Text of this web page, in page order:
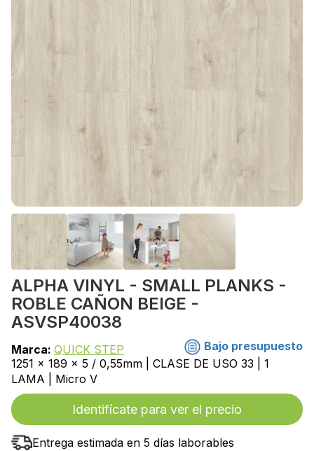
ALPHA VINYL - SMALL PLANKS -
ROBLE CAÑON BEIGE -
ASVSP40038
Marca: QUICK STEP
Bajo presupuesto
1251 x 189 x 5 / 0,55mm | CLASE DE USO 33 | 1
LAMA | Micro V
Identifícate para ver el precio
Entrega estimada en 5 días laborables